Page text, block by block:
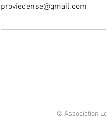
proviedense@gmail.com
© Association